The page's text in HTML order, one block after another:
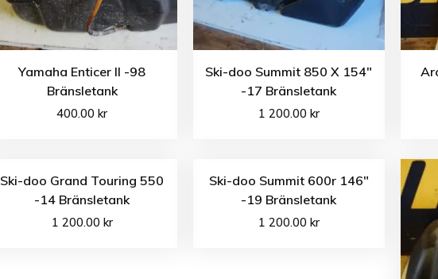
Yamaha Enticer II -98
Bränsletank
400.00kr
Ski-doo Summit 850 X 154″
-17 Bränsletank
1 200.00 kr
Ski-doo Grand Touring 550
-14 Bränsletank
1 200.00 kr
Ski-doo Summit 600r 146″
-19 Bränsletank
1 200.00 kr